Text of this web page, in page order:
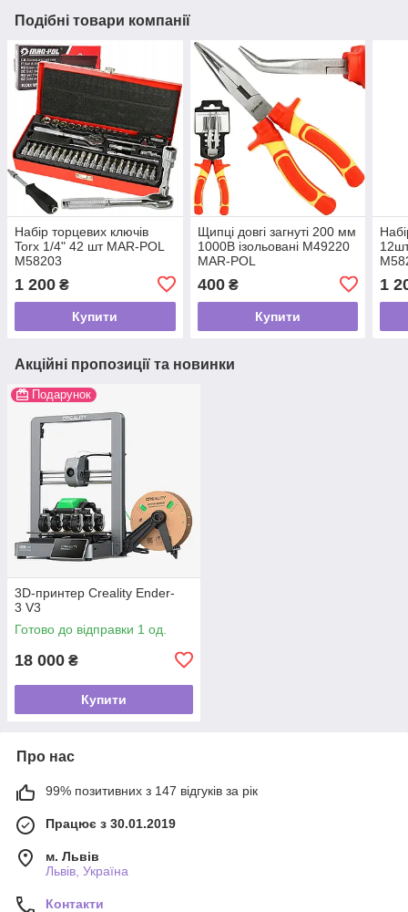
Подібні товари компанії
Набір торцевих ключів
Torx 1/4" 42 шт MAR-POL
M58203
1 200 ₴
Купити
Щипці довгі загнуті 200 мм
1000В ізольовані M49220
MAR-POL
400₴
Купити
1
Акційні пропозиції та новинки
Подарунок
3D-принтер Creality Ender-
3 V3
Готово до відправки 1 од.
18 000 ₴
Купити
Про нас
99% позитивних з 147 відгуків за рік
Працює з 30.01.2019
м. Львів
Львів, Україна
Контакти